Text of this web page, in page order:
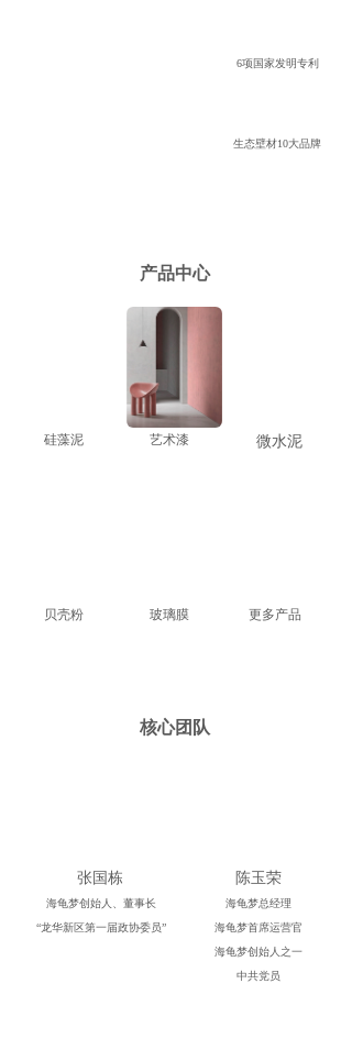
6项国家发明专利
生态壁材10大品牌
产品中心
艺术漆 微水泥
硅藻泥
玻璃膜 更多产品
贝壳粉
核心团队
张国栋 陈玉荣
海龟梦创始人、董事长
“龙华新区第一届政协委员”
海龟梦总经理
海龟梦首席运营官
海龟梦创始人之一
中共党员